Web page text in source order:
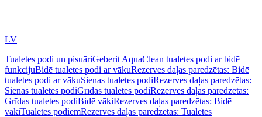
LV
Tualetes podi un pisuāriGeberit AquaClean tualetes podi ar bidē
funkcijuBidē tualetes podi ar vākuRezerves daļas paredzētas: Bidē
tualetes podi ar vākuSienas tualetes podiRezerves daļas paredzētas:
Sienas tualetes podiGrīdas tualetes podiRezerves daļas paredzētas:
Grīdas tualetes podiBidē vākiRezerves daļas paredzētas: Bidē
vākiTualetes podiemRezerves daļas paredzētas: Tualetes